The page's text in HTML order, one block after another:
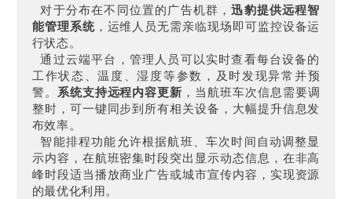
对于分布在不同位置的广告机群，迅豹提供远程智
能管理系统，运维人员无需亲临现场即可监控设备运
行状态。
通过云端平台，管理人员可以实时查看每台设备的
工作状态、温度、湿度等参数，及时发现异常并预
警。 系统支持远程内容更新 ，当航班车次信息需要调
整时，可一键同步到所有相关设备，大幅提升信息发
布效率。
智能排程功能允许根据航班、车次时间自动调整显
示内容，在航班密集时段突出显示动态信息，在非高
峰时段适当播放商业广告或城市宣传内容，实现资源
的最优化利用。